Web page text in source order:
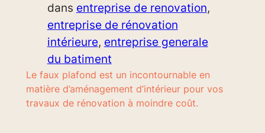
dans entreprise de renovation
entreprise de rénovation
intérieure, entreprise generale
du batiment
Le faux plafond est un incontournable en
matière d’aménagement d’intérieur pour vos
travaux de rénovation à moindre coût.